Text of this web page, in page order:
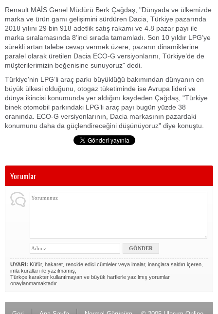
Renault MAİS Genel Müdürü Berk Çağdaş, "Dünyada ve ülkemizde
marka ve ürün gamı gelişimini sürdüren Dacia, Türkiye pazarında
2018 yılını 29 bin 918 adetlik satış rakamı ve 4.8 pazar payı ile
marka sıralamasında 8’inci sırada tamamladı. Son 10 yıldır LPG’ye
sürekli artan talebe cevap vermek üzere, pazarın dinamiklerine
paralel olarak üretilen Dacia ECO-G versiyonlarını, Türkiye’de de
müşterilerimizin beğenisine sunuyoruz" dedi.
Türkiye'nin LPG’li araç parkı büyüklüğü bakımından dünyanın en
büyük ülkesi olduğunu, otogaz tüketiminde ise Avrupa lideri ve
dünya ikincisi konumunda yer aldığını kaydeden Çağdaş, "Türkiye
binek otomobil parkındaki LPG’li araç payı bugün yüzde 38
oranında. ECO-G versiyonlarının, Dacia markasının pazardaki
konumunu daha da güçlendireceğini düşünüyoruz" diye konuştu.
Yorumlar
UYARI: Küfür, hakaret, rencide edici cümleler veya imalar, inançlara saldırı içeren,
imla kuralları ile yazılmamış,
Türkçe karakter kullanılmayan ve büyük harflerle yazılmış yorumlar
onaylanmamaktadır.